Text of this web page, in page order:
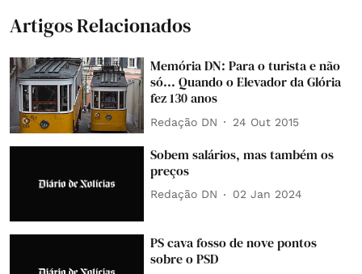
Artigos Relacionados
Memória DN: Para o turista e não
só... Quando o Elevador da Glória
fez 130 anos
Redação DN 24 Out 2015
Sobem salários, mas também os
preços
Redação DN 02 Jan 2024
PS cava fosso de nove pontos
sobre o PSD